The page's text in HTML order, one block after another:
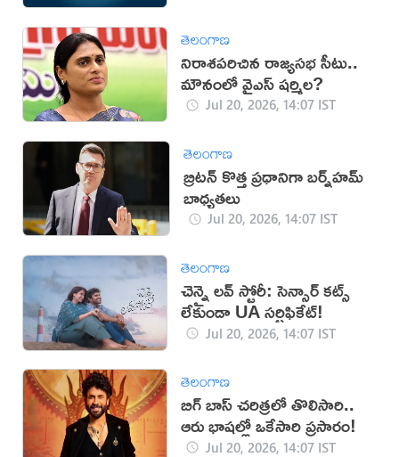
తెలంగాణ
నిరాశపరిచిన రాజ్యసభ సీటు..
మౌనంలో వైఎస్ షర్మిల?
Jul 20, 2026, 14:07 IST
తెలంగాణ
బ్రిటన్ కొత్త ప్రధానిగా బర్న్‌హమ్
బాధ్యతలు
Jul 20, 2026, 14:07 IST
తెలంగాణ
చెన్నై లవ్ స్టోరీ: సెన్సార్ కట్స్
లేకుండా UA సర్టిఫికేట్!
Jul 20, 2026, 14:07 IST
తెలంగాణ
బిగ్ బాస్ చరిత్రలో తొలిసారి..
ఆరు భాషల్లో ఒకేసారి ప్రసారం!
Jul 20, 2026, 14:07 IST